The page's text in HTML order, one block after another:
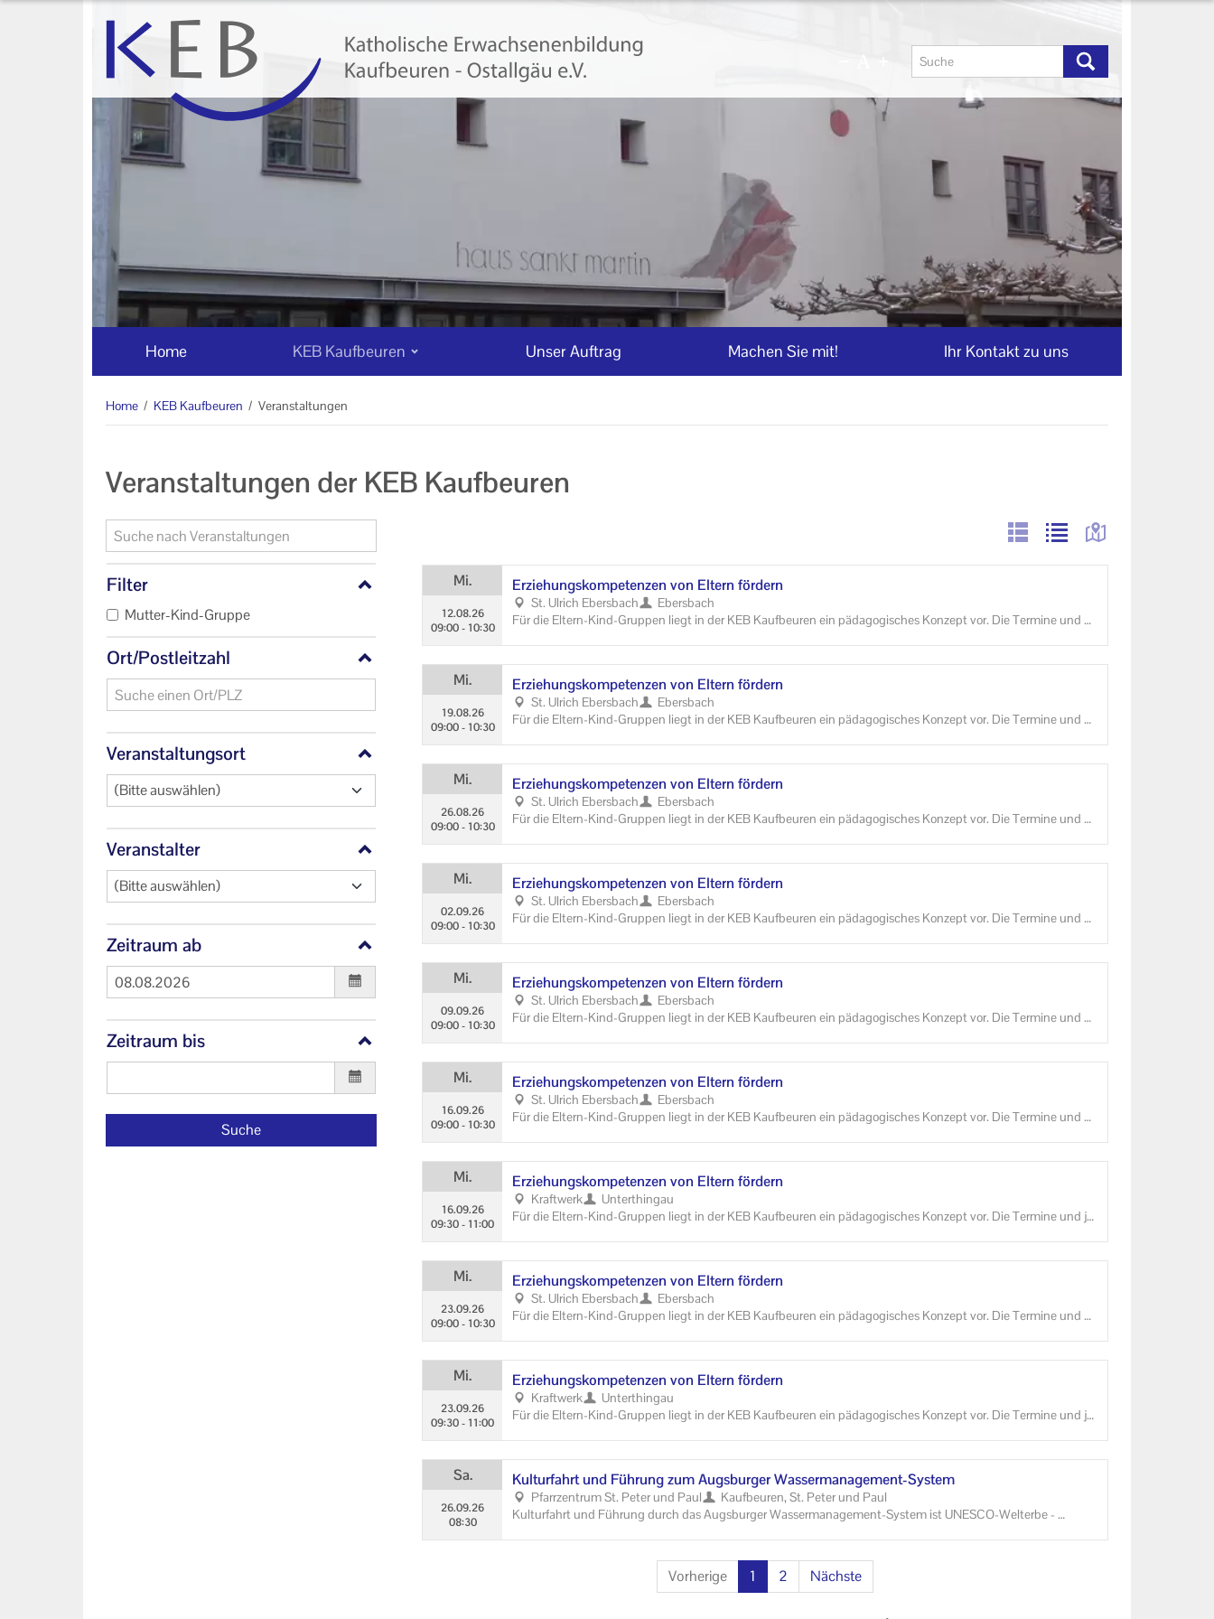
Home KEB Kaufbeuren Unser Auftrag Machen Sie mit! Ihr Kontakt zu uns
Home / KEB Kaufbeuren / Veranstaltungen
Veranstaltungen der KEB Kaufbeuren
Filter
Mutter-Kind-Gruppe
Ort/Postleitzahl
Veranstaltungsort
(Bitte auswählen)
Veranstalter
(Bitte auswählen)
Zeitraum ab
Zeitraum bis
Suche
Mi.
12.08.26
09:00- 10:30
Er­zie­hungs­kom­pe­ten­zen von El­tern för­dern
St. Ul­rich Ebers­bach
Ebers­bach
Für die Eltern-​Kind-Gruppen liegt in der KEB Kauf­beu­ren ein päd­ago­gi­sches Kon­zept vor. Die Ter­mi­ne und di
Mi.
19.08.26
09:00- 10:30
Er­zie­hungs­kom­pe­ten­zen von El­tern för­dern
St. Ul­rich Ebers­bach
Ebers­bach
Für die Eltern-​Kind-Gruppen liegt in der KEB Kauf­beu­ren ein päd­ago­gi­sches Kon­zept vor. Die Ter­mi­ne und di
Mi.
26.08.26
09:00- 10:30
Er­zie­hungs­kom­pe­ten­zen von El­tern för­dern
St. Ul­rich Ebers­bach
Ebers­bach
Für die Eltern-​Kind-Gruppen liegt in der KEB Kauf­beu­ren ein päd­ago­gi­sches Kon­zept vor. Die Ter­mi­ne und di
Mi.
02.09.26
09:00- 10:30
Er­zie­hungs­kom­pe­ten­zen von El­tern för­dern
St. Ul­rich Ebers­bach
Ebers­bach
Für die Eltern-​Kind-Gruppen liegt in der KEB Kauf­beu­ren ein päd­ago­gi­sches Kon­zept vor. Die Ter­mi­ne und di
Mi.
09.09.26
09:00- 10:30
Er­zie­hungs­kom­pe­ten­zen von El­tern för­dern
St. Ul­rich Ebers­bach
Ebers­bach
Für die Eltern-​Kind-Gruppen liegt in der KEB Kauf­beu­ren ein päd­ago­gi­sches Kon­zept vor. Die Ter­mi­ne und di
Mi.
16.09.26
09:00- 10:30
Er­zie­hungs­kom­pe­ten­zen von El­tern för­dern
St. Ul­rich Ebers­bach
Ebers­bach
Für die Eltern-​Kind-Gruppen liegt in der KEB Kauf­beu­ren ein päd­ago­gi­sches Kon­zept vor. Die Ter­mi­ne und di
Mi.
16.09.26
09:30- 11:00
Er­zie­hungs­kom­pe­ten­zen von El­tern för­dern
Kraft­werk
Un­terthin­gau
Für die Eltern-​Kind-Gruppen liegt in der KEB Kauf­beu­ren ein päd­ago­gi­sches Kon­zept vor. Die Ter­mi­ne und je­
Mi.
23.09.26
09:00- 10:30
Er­zie­hungs­kom­pe­ten­zen von El­tern för­dern
St. Ul­rich Ebers­bach
Ebers­bach
Für die Eltern-​Kind-Gruppen liegt in der KEB Kauf­beu­ren ein päd­ago­gi­sches Kon­zept vor. Die Ter­mi­ne und di
Mi.
23.09.26
09:30- 11:00
Er­zie­hungs­kom­pe­ten­zen von El­tern för­dern
Kraft­werk
Un­terthin­gau
Für die Eltern-​Kind-Gruppen liegt in der KEB Kauf­beu­ren ein päd­ago­gi­sches Kon­zept vor. Die Ter­mi­ne und je­
Sa.
26.09.26
08:30
Kul­tur­fahrt und Füh­rung zum Augs­bur­ger Wassermanagement-​System
Pfarr­zen­trum St. Peter und Paul
Kauf­beu­ren, St. Peter und Paul
Kul­tur­fahrt und Füh­rung durch das Augs­bur­ger Wassermanagement-​System ist UNESCO-​Welterbe -
In Augs­burg ist die Ge­schich­te des Was­sers enge mit dem christ­li­chen Glau­ben und kirch­li­chen In­sti­tu­tio­nen
Vorherige 1 (current)
2 Nächste
Veranstaltungen
Eltern-Kind-Gruppen
Ihr Kontakt zu uns
Datenschutzerklärung